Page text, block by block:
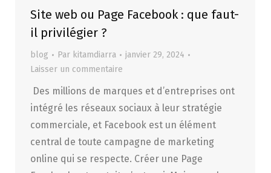
Site web ou Page Facebook : que faut-
il privilégier ?
blog Par kitamdiarra
janvier 29, 2024
Laisser un commentaire
Des millions de marques et d’entreprises ont
intégré les réseaux sociaux à leur stratégie
commerciale, et Facebook est un élément
central de toute campagne de marketing
online qui se respecte. Créer une Page